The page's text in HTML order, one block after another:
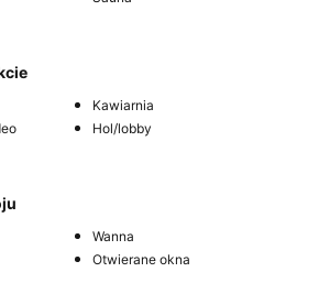
Kawiarnia
Hol/lobby
Wanna
Otwierane okna